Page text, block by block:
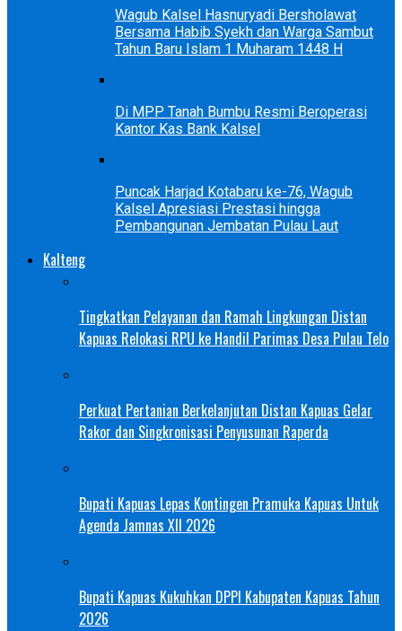
Wagub Kalsel Hasnuryadi Bersholawat
Bersama Habib Syekh dan Warga Sambut
Tahun Baru Islam 1 Muharam 1448 H
Di MPP Tanah Bumbu Resmi Beroperasi
Kantor Kas Bank Kalsel
Puncak Harjad Kotabaru ke-76, Wagub
Kalsel Apresiasi Prestasi hingga
Pembangunan Jembatan Pulau Laut
Kalteng
Tingkatkan Pelayanan dan Ramah Lingkungan Distan
Kapuas Relokasi RPU ke Handil Parimas Desa Pulau Telo
Perkuat Pertanian Berkelanjutan Distan Kapuas Gelar
Rakor dan Singkronisasi Penyusunan Raperda
Bupati Kapuas Lepas Kontingen Pramuka Kapuas Untuk
Agenda Jamnas XII 2026
Bupati Kapuas Kukuhkan DPPI Kabupaten Kapuas Tahun
2026